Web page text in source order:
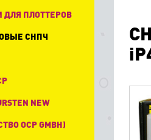
ПЛОТТЕРОВ
СНПЧ
NEW
OCP GMBH)